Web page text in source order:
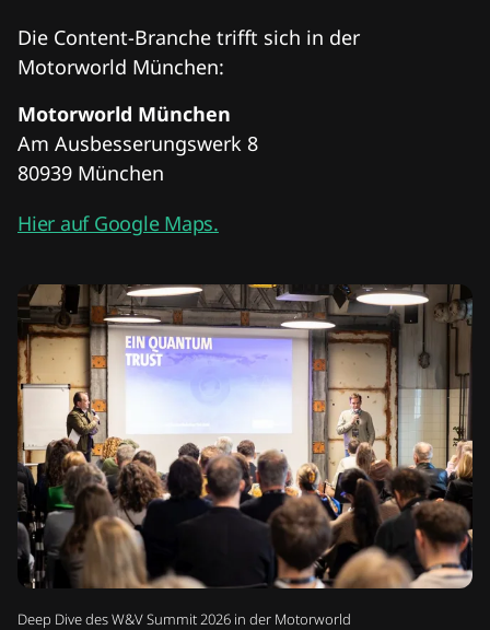
Deep Dive des W&V Summit 2026 in der Motorworld
Die Content-Branche trifft sich in der
Motorworld München:
Motorworld München
Am Ausbesserungswerk 8
80939 München
Hier auf Google Maps.